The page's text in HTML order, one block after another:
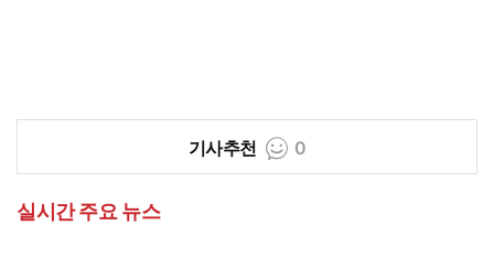
기사추천 0
실시간 주요 뉴스